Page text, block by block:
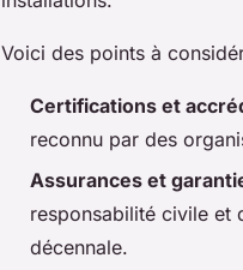
Voici des points à
Certifications et
reconnu par des
Assurances et
responsabilité civile et
décennale.